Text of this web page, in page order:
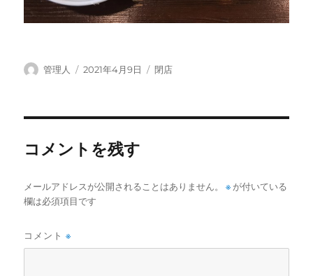
投
管理人
投
2021年4月9日
カ
閉店
コメントを残す
メールアドレスが公開されることはありません。 ※ が付いている
欄は必須項目です
コメント※